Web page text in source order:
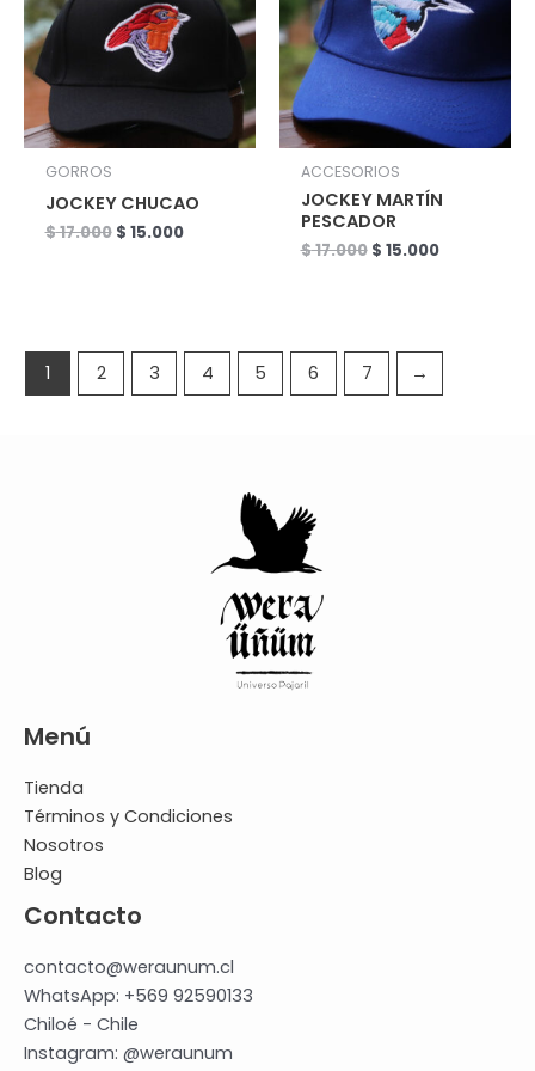
GORROS
JOCKEY CHUCAO
$17.000
$ 17.000.
$ 15.000
$ 15.000.
ACCESORIOS
JOCKEY MARTÍN
PESCADOR
$17.000
$ 17.000.
$ 15.000
$ 15.000.
1 2 3 4 5 6 7 →
Menú
Tienda
Términos y Condiciones
Nosotros
Blog
Contacto
contacto@weraunum.cl
WhatsApp: +569 92590133
Chiloé - Chile
Instagram: @weraunum